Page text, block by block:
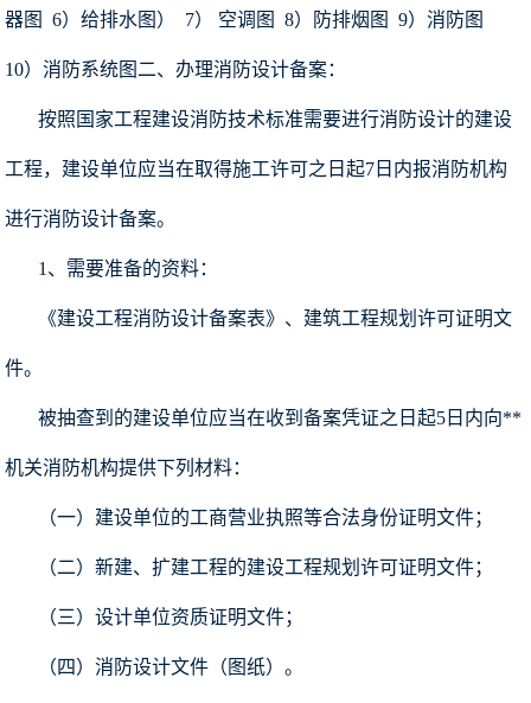
器图 6）给排水图） 7） 空调图 8）防排烟图 9）消防图
10）消防系统图二、办理消防设计备案：
按照国家工程建设消防技术标准需要进行消防设计的建设
工程，建设单位应当在取得施工许可之日起7日内报消防机构
进行消防设计备案。
1、需要准备的资料：
《建设工程消防设计备案表》、建筑工程规划许可证明文
件。
被抽查到的建设单位应当在收到备案凭证之日起5日内向**
机关消防机构提供下列材料：
（一）建设单位的工商营业执照等合法身份证明文件；
（二）新建、扩建工程的建设工程规划许可证明文件；
（三）设计单位资质证明文件；
（四）消防设计文件（图纸）。